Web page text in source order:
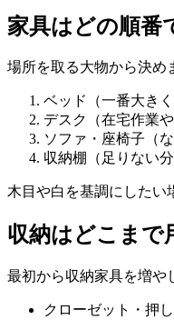
家具はどの順番
場所を取る大物から決め
ベッド（一番大き
デスク（在宅作業
ソファ・座椅子（
収納棚（足りない
木目や白を基調にしたい
収納はどこまで
最初から収納家具を増や
クローゼット・押